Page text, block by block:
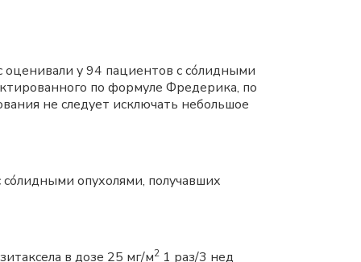
у 94 пациентов с сóлидными
по формуле Фредерика, по
не следует исключать небольшое
опухолями, получавших
в дозе 25 мг/м2 1 раз/3 нед